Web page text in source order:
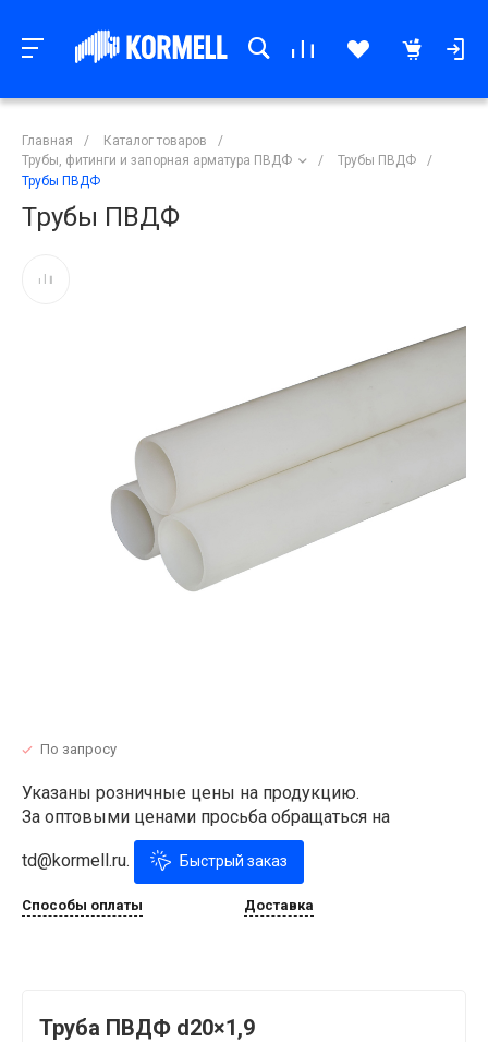
Главная / Каталог товаров
/
Трубы, фитинги и запорная арматура ПВДФ
/ Трубы ПВДФ
/
Трубы ПВДФ
Трубы ПВДФ
По запросу
Указаны розничные цены на продукцию.
За оптовыми ценами просьба обращаться на
td@kormell.ru. Быстрый заказ
Способы оплаты Доставка
Труба ПВДФ d20×1,9